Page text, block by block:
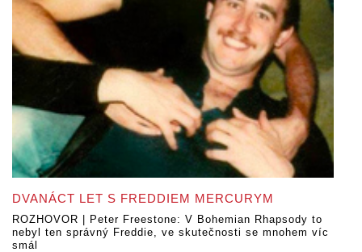
DVANÁCT LET S FREDDIEM MERCURYM
ROZHOVOR | Peter Freestone: V Bohemian Rhapsody to
nebyl ten správný Freddie, ve skutečnosti se mnohem víc
smál